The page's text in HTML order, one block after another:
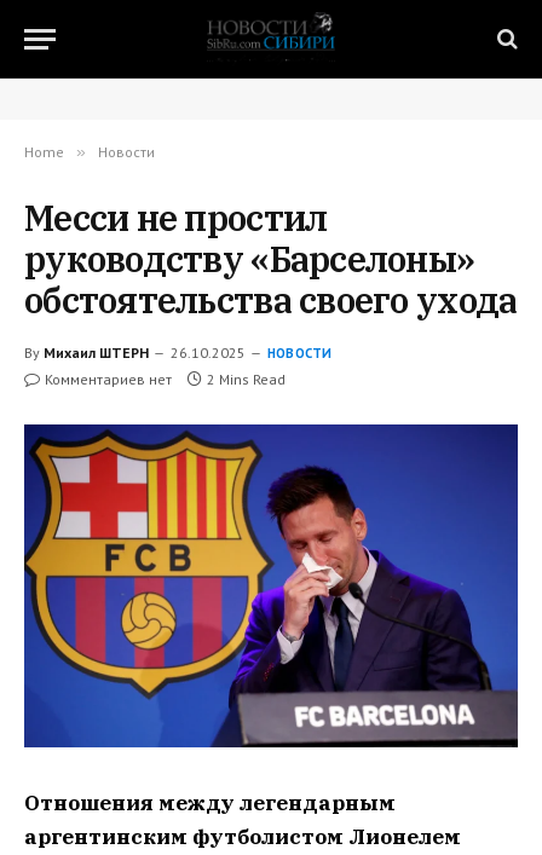
Home » Новости
Месси не простил
руководству «Барселоны»
обстоятельства своего ухода
By Михаил ШТЕРН 26.10.2025 НОВОСТИ
Комментариев нет 2 Mins Read
Отношения между легендарным
аргентинским футболистом Лионелем